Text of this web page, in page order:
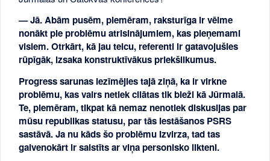
— Jā. Abām pusēm, piemēram, raksturīga ir vēlme
nonākt pie problēmu atrisinājumiem, kas pieņemami
visiem. Otrkārt, kā jau teicu, referenti ir gatavojušies
rūpīgāk, izsaka konstruktīvākus priekšlikumus.
Progress sarunas iezīmējies tajā ziņā, ka ir virkne
problēmu, kas vairs netiek cilātas tik bieži kā Jūrmalā.
Te, piemēram, tikpat kā nemaz nenotiek diskusijas par
mūsu republikas statusu, par tās iestāšanos PSRS
sastāvā. Ja nu kāds šo problēmu Izvirza, tad tas
galvenokārt ir saistīts ar viņa personisko likteni.